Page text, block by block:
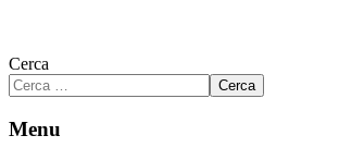
Cerca
Cerca
Menu